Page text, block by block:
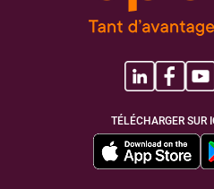
TÉLÉCHARGER SUR